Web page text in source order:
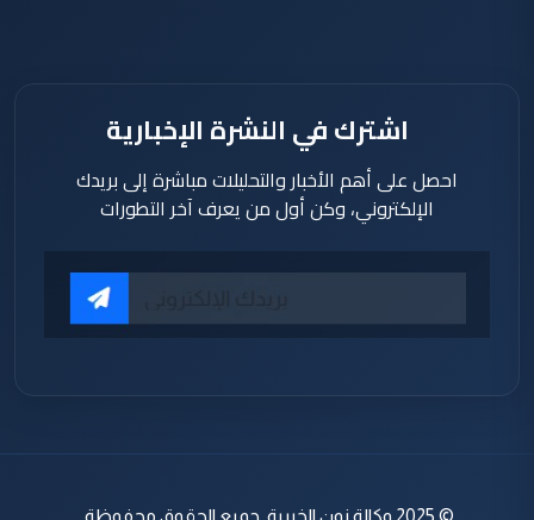
اشترك في النشرة الإخبارية
احصل على أهم الأخبار والتحليلات مباشرة إلى بريدك
الإلكتروني، وكن أول من يعرف آخر التطورات